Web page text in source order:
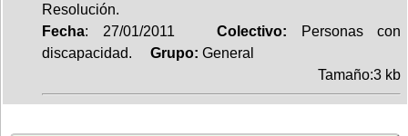
Resolución.
Fecha: 27/01/2011 Colectivo:
Personas con
discapacidad.
Grupo: General
Tamaño:3 kb